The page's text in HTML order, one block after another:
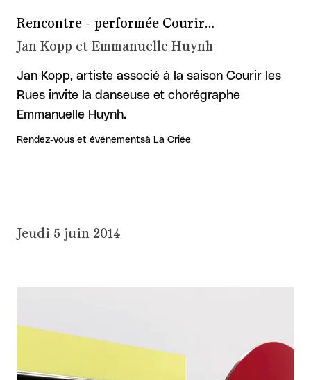
Rencontre - performée Courir…
Jan Kopp et Emmanuelle Huynh
Jan Kopp, artiste associé à la saison Courir les
Rues invite la danseuse et chorégraphe
Emmanuelle Huynh.
Rendez-vous et événementsà La Criée
Jeudi 5 juin 2014